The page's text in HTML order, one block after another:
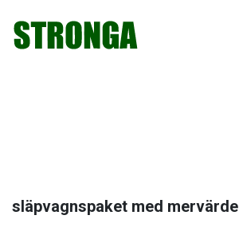
huvudnavigering
huvudinnehåll
det
sidfot
släpvagnspaket med mervärde